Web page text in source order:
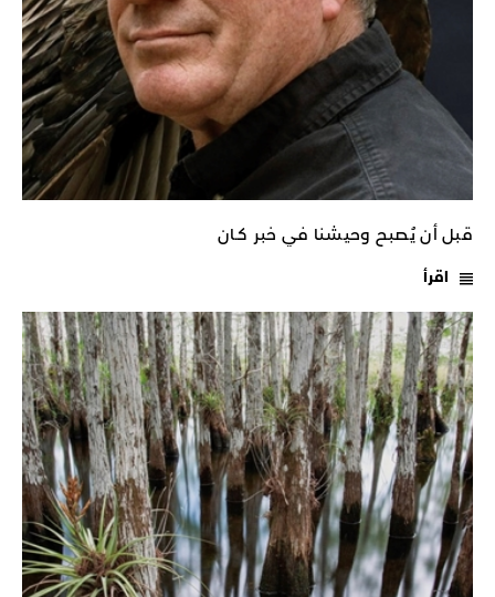
قبل أن يُصبح وحيشنا في خبر كـان
اقرأ